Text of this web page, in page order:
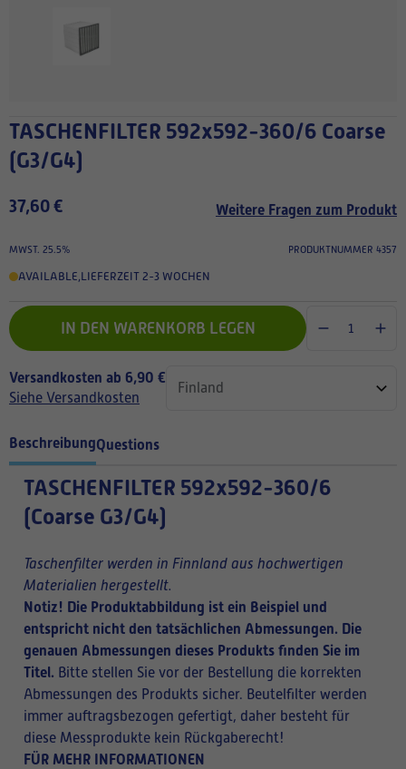
TASCHENFILTER 592x592-360/6 Coarse
(G3/G4)
37,60 € Weitere Fragen zum Produkt
MWST. 25.5% PRODUKTNUMMER 4357
AVAILABLE,LIEFERZEIT 2-3 WOCHEN
IN DEN WARENKORB LEGEN
Versandkosten ab 6,90 €
Siehe Versandkosten
BeschreibungQuestions
TASCHENFILTER 592x592-360/6
(Coarse G3/G4)
Taschenfilter werden in Finnland aus hochwertigen
Materialien hergestellt.
Notiz! Die Produktabbildung ist ein Beispiel und
entspricht nicht den tatsächlichen Abmessungen. Die
genauen Abmessungen dieses Produkts finden Sie im
Titel. Bitte stellen Sie vor der Bestellung die korrekten
Abmessungen des Produkts sicher. Beutelfilter werden
immer auftragsbezogen gefertigt, daher besteht für
diese Messprodukte kein Rückgaberecht!
FÜR MEHR INFORMATIONEN